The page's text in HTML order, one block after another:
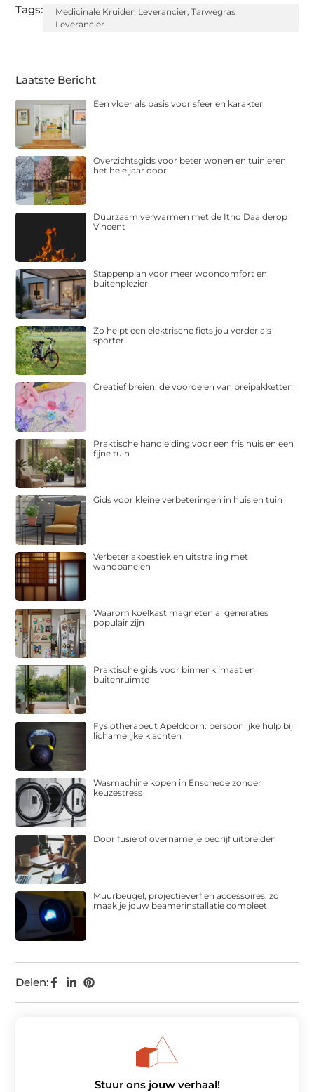
Tags: Medicinale Kruiden Leverancier,Tarwegras
Leverancier
Delen:
Laatste Bericht
Een vloer als basis voor sfeer en karakter
Overzichtsgids voor beter wonen en tuinieren
het hele jaar door
Duurzaam verwarmen met de Itho Daalderop
Vincent
Stappenplan voor meer wooncomfort en
buitenplezier
Zo helpt een elektrische fiets jou verder als
sporter
Creatief breien: de voordelen van breipakketten
Praktische handleiding voor een fris huis en een
fijne tuin
Gids voor kleine verbeteringen in huis en tuin
Verbeter akoestiek en uitstraling met
wandpanelen
Waarom koelkast magneten al generaties
populair zijn
Praktische gids voor binnenklimaat en
buitenruimte
Fysiotherapeut Apeldoorn: persoonlijke hulp bij
lichamelijke klachten
Wasmachine kopen in Enschede zonder
keuzestress
Door fusie of overname je bedrijf uitbreiden
Muurbeugel, projectieverf en accessoires: zo
maak je jouw beamerinstallatie compleet
Stuur ons jouw verhaal!